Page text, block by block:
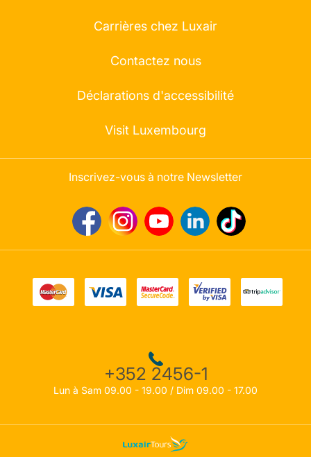
Carrières chez Luxair
Contactez nous
Déclarations d'accessibilité
Visit Luxembourg
Inscrivez-vous à notre Newsletter
+352 2456-1
Lun à Sam 09.00 - 19.00 / Dim 09.00 - 17.00